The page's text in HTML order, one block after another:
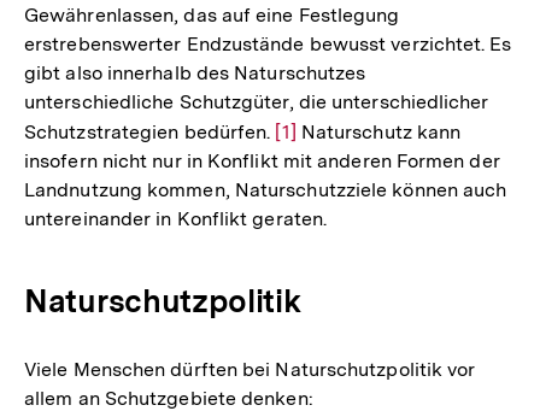
Gewährenlassen, das auf eine Festlegung
erstrebenswerter Endzustände bewusst verzichtet. Es
gibt also innerhalb des Naturschutzes
unterschiedliche Schutzgüter, die unterschiedlicher
Schutzstrategien bedürfen. Zur
Auflösung
der
Fußnote
[1] Naturschutz kann
insofern nicht nur in Konflikt mit anderen Formen der
Landnutzung kommen, Naturschutzziele können auch
untereinander in Konflikt geraten.
Naturschutzpolitik
Viele Menschen dürften bei Naturschutzpolitik vor
allem an Schutzgebiete denken: